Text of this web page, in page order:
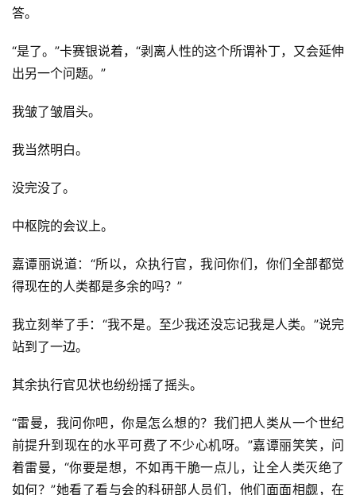
答。
“是了。”卡赛银说着，“剥离人性的这个所谓补丁，又会延伸
出另一个问题。”
我皱了皱眉头。
我当然明白。
没完没了。
中枢院的会议上。
嘉谭丽说道：“所以，众执行官，我问你们，你们全部都觉
得现在的人类都是多余的吗？”
我立刻举了手：“我不是。至少我还没忘记我是人类。”说完
站到了一边。
其余执行官见状也纷纷摇了摇头。
“雷曼，我问你吧，你是怎么想的？我们把人类从一个世纪
前提升到现在的水平可费了不少心机呀。”嘉谭丽笑笑，问
着雷曼，“你要是想，不如再干脆一点儿，让全人类灭绝了
如何？”她看了看与会的科研部人员们，他们面面相觑，在